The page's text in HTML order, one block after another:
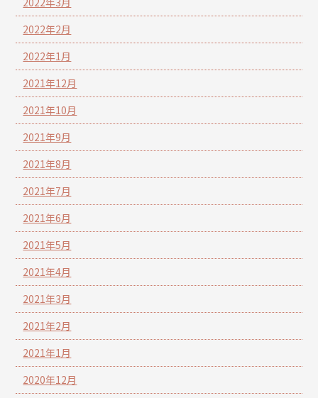
2022年2月
2022年1月
2021年12月
2021年10月
2021年9月
2021年8月
2021年7月
2021年6月
2021年5月
2021年4月
2021年3月
2021年2月
2021年1月
2020年12月